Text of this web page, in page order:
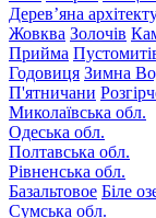
Дерев’яна
Жовква Золочів
Прийма
Годовиця Зимна
П'ятничани
Миколаївська обл.
Одеська обл.
Полтавська обл.
Рівненська обл.
Базальтовое Біле
Сумська обл.